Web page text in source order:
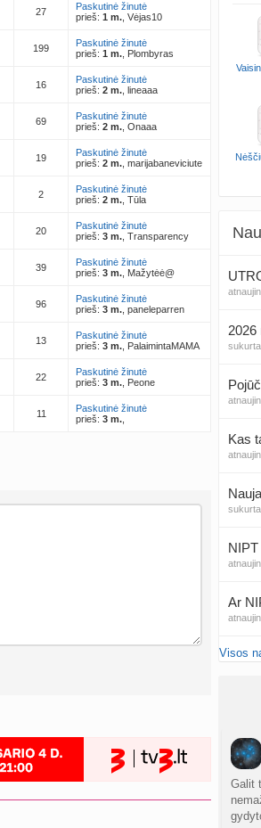
27
Paskutinė žinutė
prieš: 1 m. , Vėjas10
199
Paskutinė žinutė
prieš: 1 m. , Plombyras
16
Paskutinė žinutė
prieš: 2 m. , lineaaa
69
Paskutinė žinutė
prieš: 2 m. , Onaaa
19
Paskutinė žinutė
prieš: 2 m. , marijabaneviciute
2
Paskutinė žinutė
prieš: 2 m. , Tūla
20
Paskutinė žinutė
prieš: 3 m. , Transparency
39
Paskutinė žinutė
prieš: 3 m. , Mažytėė@
96
Paskutinė žinutė
prieš: 3 m. , paneleparren
13
Paskutinė žinutė
prieš: 3 m. , PalaimintaMAMA
22
Paskutinė žinutė
prieš: 3 m. , Peone
11
Paskutinė žinutė
prieš: 3 m.
2026
sukurta
Kas
sukurta
Ar
Visos
Galit